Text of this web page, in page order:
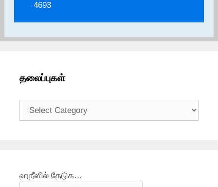
4693
தலைப்புகள்
தலைப்புகள்
ஹதீஸில் தேடுக…